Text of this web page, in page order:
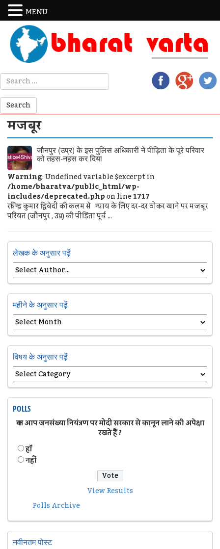
मजबूर
जौनपुर (उप्र) के इस पुलिस अधिकारी ने पीड़िता के पूरे परिवार
को तहस-नहस कर दिया
Warning: Undefined variable $excerpt in
/home/bharatva/public_html/wp-
includes/deprecated.phpon line1717
रविन्द्र कुमार द्विवेदी की कलम से न्याय के लिए दर-दर ठोकर खाने पर मजबूर
परियत (जौनपुर , उप्र) की पीड़िता पूर्व ...
लेखक के अनुसार पढ़ें
महीने के अनुसार पढ़ें
विषय के अनुसार पढ़ें
POLLS
क्या आप जनसंख्या नियंत्रण पर मोदी सरकार से कानून लाने की अपेक्षा
रखते हैं ?
हॉं
नहीं
View Results
Polls Archive
नवीनतम पोस्ट
MENU